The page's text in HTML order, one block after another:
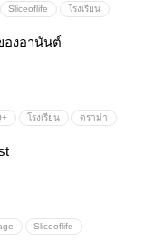
Sliceoflife โรงเรียน
องอานันต์
โรงเรียน ดราม่า
Sliceoflife